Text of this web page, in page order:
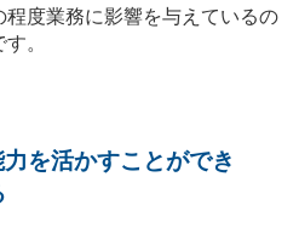
度業務に影響を与えているの
。
を活かすことができ